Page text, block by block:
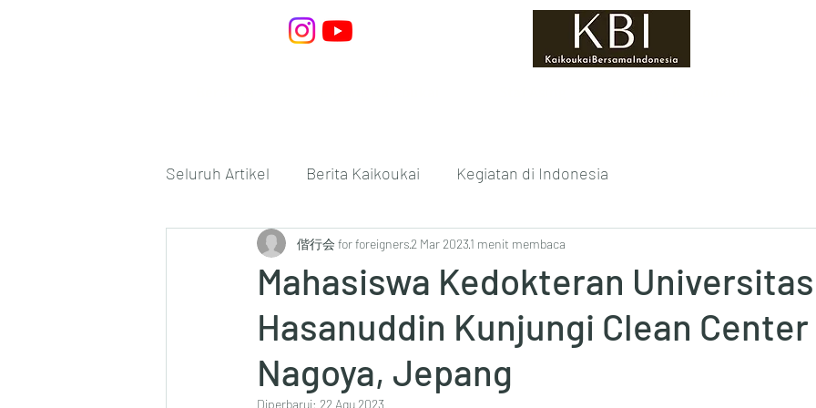
Seluruh Artikel Berita Kaikoukai Kegiatan di Indonesia
Mahasiswa Kedokteran Universitas
Hasanuddin Kunjungi Clean Center
Nagoya, Jepang
偕行会 for foreigners2 Mar 20231 menit membaca
Diperbarui: 22 Agu 2023